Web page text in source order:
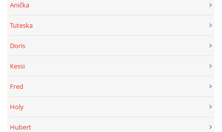
Anička
Tuteska
Doris
Kessi
Fred
Holy
Hubert